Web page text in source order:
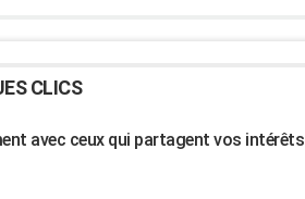
CLICS
avec ceux qui partagent vos intérêts